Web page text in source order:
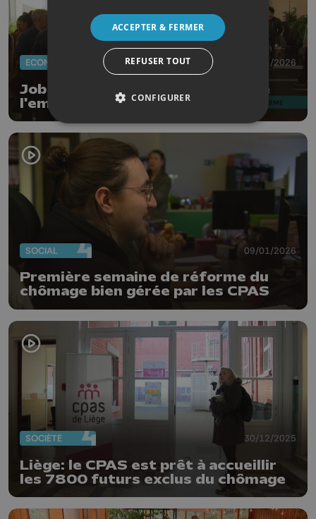
ECONOMIE 24/01/2026
Job Wanted à Awans : un salon de
l'emploi sur fond de réforme
SOCIAL 09/01/2026
Première semaine de réforme du
chômage bien gérée par les CPAS
SOCIÉTÉ 30/12/2025
Liège: le CPAS est prêt à accueillir
les 7800 futurs exclus du chômage
ACCEPTER & FERMER
REFUSER TOUT
CONFIGURER